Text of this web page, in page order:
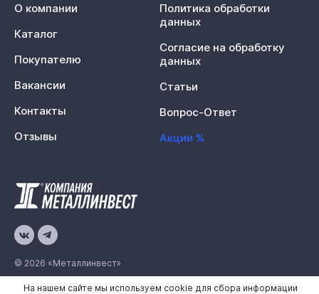
© 2026 «Металлинвест»
О компании
Каталог
Покупателю
Вакансии
Контакты
Отзывы
Политика обработки
данных
Согласие на обработку
данных
Статьи
Вопрос-Ответ
Акции %
На нашем сайте мы используем cookie для сбора информации